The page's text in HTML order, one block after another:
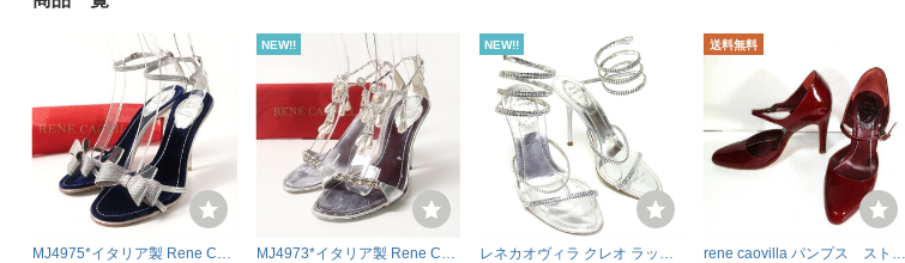
MJ4975*イタリア製 Rene Cao
NEW!!
MJ4973*イタリア製 Rene Cao
NEW!!
レネカオヴィラ クレオ ラップ
送料無料
rene caovilla パンプス ストラ